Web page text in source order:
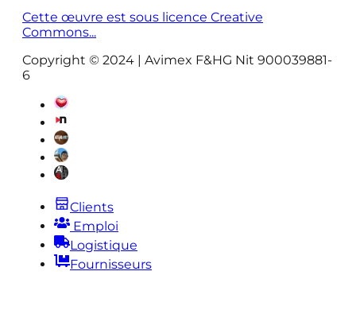
Cette œuvre est sous licence Creative
Commons...
Copyright © 2024 | Avimex F&HG Nit 900039881-
6
Clients
Emploi
Logistique
Fournisseurs